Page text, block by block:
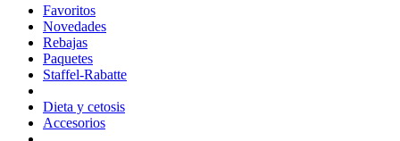
Favoritos
Novedades
Rebajas
Paquetes
Staffel-Rabatte
Dieta y cetosis
Accesorios